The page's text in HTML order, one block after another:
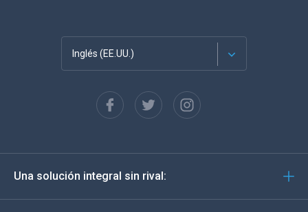
Inglés (EE.UU.)
English
Deutsch
Una solución integral sin rival: